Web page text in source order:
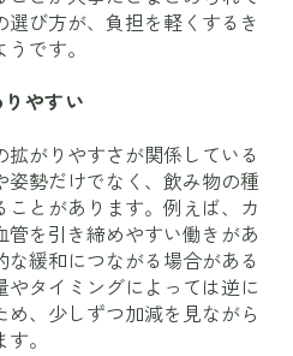
び方が、負担を軽くするき
です。
やすい
がりやすさが関係している
姿勢だけでなく、飲み物の種
とがあります。例えば、カ
管を引き締めやすい働きがあ
緩和につながる場合がある
やタイミングによっては逆に
、少しずつ加減を見ながら
。